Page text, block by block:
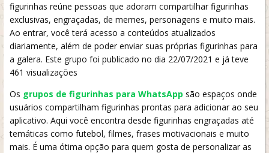
figurinhas reúne pessoas que adoram compartilhar figurinhas
exclusivas, engraçadas, de memes, personagens e muito mais.
Ao entrar, você terá acesso a conteúdos atualizados
diariamente, além de poder enviar suas próprias figurinhas para
a galera. Este grupo foi publicado no dia 22/07/2021 e já teve
461 visualizações
Os grupos de figurinhas para WhatsApp são espaços onde
usuários compartilham figurinhas prontas para adicionar ao seu
aplicativo. Aqui você encontra desde figurinhas engraçadas até
temáticas como futebol, filmes, frases motivacionais e muito
mais. É uma ótima opção para quem gosta de personalizar as